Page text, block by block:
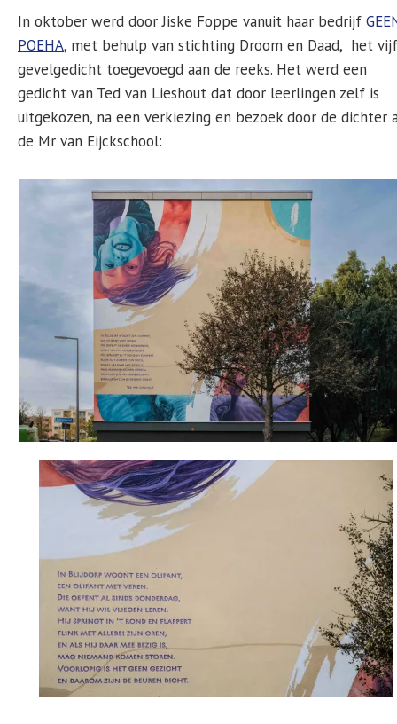
In oktober werd door Jiske Foppe vanuit haar bedrijf
POEHA, met behulp van stichting Droom en Daad, het
gevelgedicht toegevoegd aan de reeks. Het werd een
gedicht van Ted van Lieshout dat door leerlingen zelf is
uitgekozen, na een verkiezing en bezoek door de dichter
de Mr van Eijckschool: